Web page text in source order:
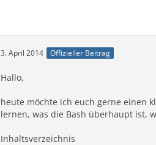
3. April 2014 Offizieller Beitrag
Hallo,
heute möchte ich euch gerne einen
lernen, was die Bash überhaupt ist,
Inhaltsverzeichnis